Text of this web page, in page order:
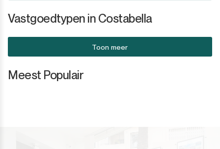
Vastgoedtypen in Costabella
Toon meer
Meest Populair